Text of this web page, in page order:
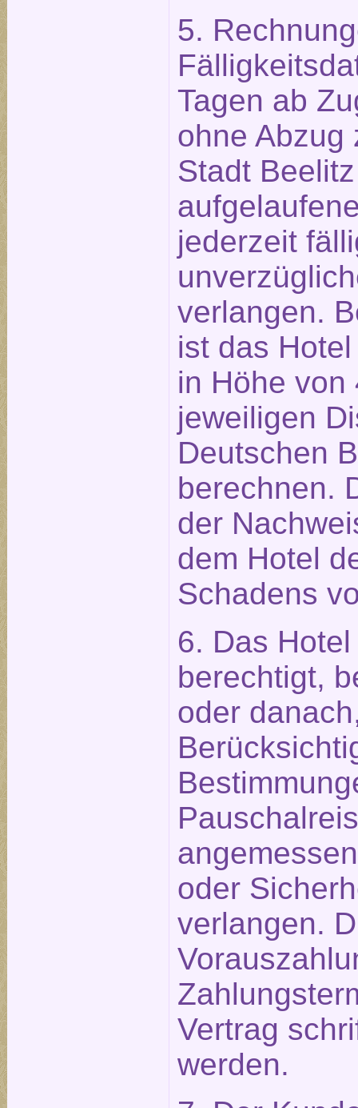
5.
Tagen ab
ohne Abzug
Stadt
jederzeit
verlangen.
ist das
in Höhe von
jeweiligen
Deutschen
berechnen.
der
dem Hotel
Schadens
6. Das
berechtigt,
oder
oder
verlangen.
Vertrag
werden.